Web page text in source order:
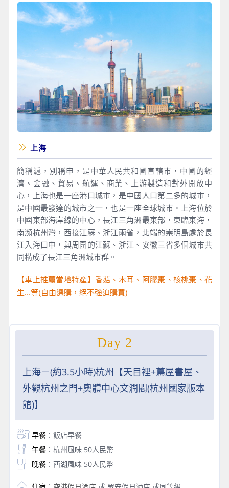
上海
簡稱滬，別稱申，是中華人民共和國直轄市，中國的經
濟、金融、貿易、航運、商業、上游製造和對外開放中
心，上海也是一座港口城市，是中國人口第二多的城市，
是中國最發達的城市之一，也是一座全球城市。上海位於
中國東部海岸線的中心，長江三角洲最東部，東臨東海，
南瀕杭州灣，西接江蘇、浙江兩省，北端的崇明島處於長
江入海口中，與周圍的江蘇、浙江、安徽三省多個城市共
同構成了長江三角洲城市群。
【車上推薦當地特產】香菇、木耳、阿膠棗、核桃棗、花
生...等(自由選購，絕不強迫購買)
Day 2
上海－(約3.5小時)杭州【天目裡+蔦屋書屋、
外觀杭州之門+奧體中心文潤閣(杭州國家版本
館)】
早餐：飯店早餐
午餐：杭州風味 50人民幣
晚餐：西湖風味 50人民幣